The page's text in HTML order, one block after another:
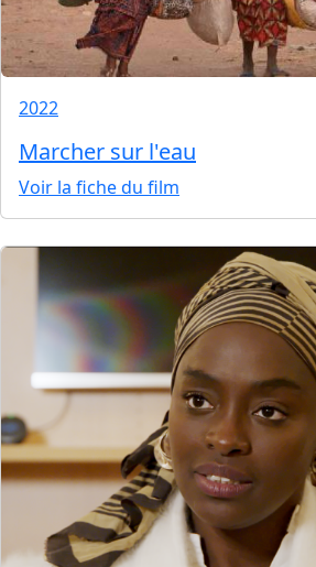
2022
Marcher sur l'eau
Voir la fiche du film